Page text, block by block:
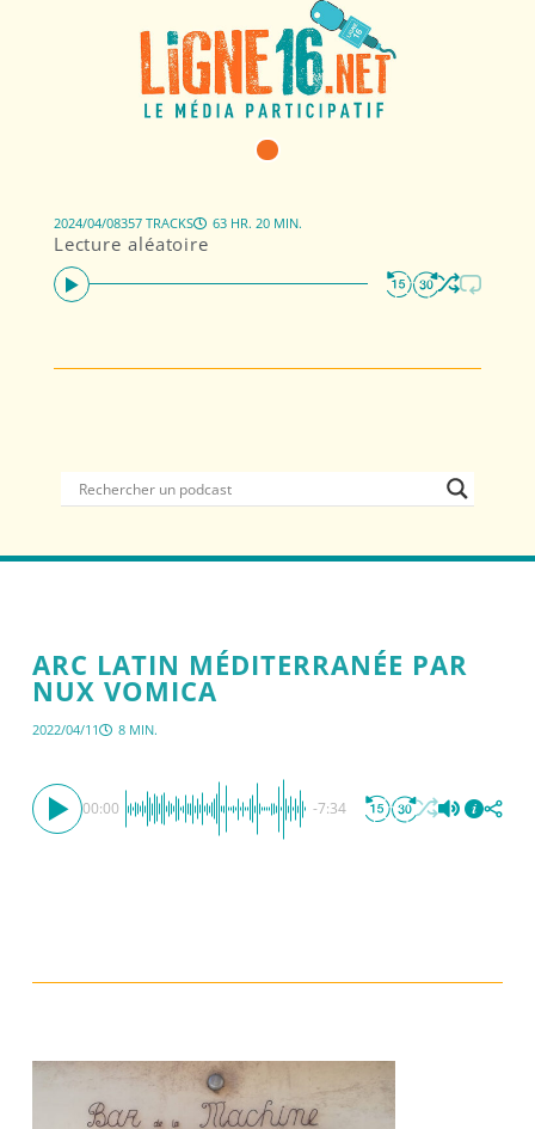
Lecture aléatoire
2024/04/08357 TRACKS 63 HR. 20 MIN.
ARC LATIN MÉDITERRANÉE PAR
NUX VOMICA
2022/04/11 8 MIN.
00:00 -7:34